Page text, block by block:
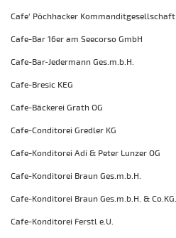
Cafe' Pöchhacker Kommanditgesellschaft
Cafe-Bar 16er am Seecorso GmbH
Cafe-Bar-Jedermann Ges.m.b.H.
Cafe-Bresic KEG
Cafe-Bäckerei Grath OG
Cafe-Conditorei Gredler KG
Cafe-Konditorei Adi & Peter Lunzer OG
Cafe-Konditorei Braun Ges.m.b.H.
Cafe-Konditorei Braun Ges.m.b.H. & Co.KG.
Cafe-Konditorei Ferstl e.U.